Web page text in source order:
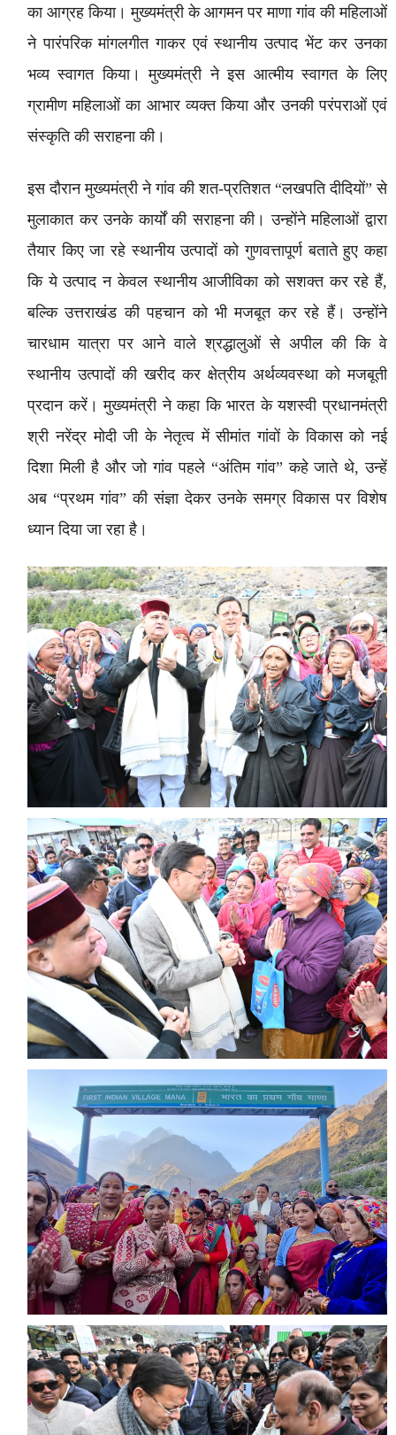
का आग्रह किया। मुख्यमंत्री के आगमन पर माणा गांव की महिलाओं
ने पारंपरिक मांगलगीत गाकर एवं स्थानीय उत्पाद भेंट कर उनका
भव्य स्वागत किया। मुख्यमंत्री ने इस आत्मीय स्वागत के लिए
ग्रामीण महिलाओं का आभार व्यक्त किया और उनकी परंपराओं एवं
संस्कृति की सराहना की।
इस दौरान मुख्यमंत्री ने गांव की शत-प्रतिशत “लखपति दीदियों” से
मुलाकात कर उनके कार्यों की सराहना की। उन्होंने महिलाओं द्वारा
तैयार किए जा रहे स्थानीय उत्पादों को गुणवत्तापूर्ण बताते हुए कहा
कि ये उत्पाद न केवल स्थानीय आजीविका को सशक्त कर रहे हैं,
बल्कि उत्तराखंड की पहचान को भी मजबूत कर रहे हैं। उन्होंने
चारधाम यात्रा पर आने वाले श्रद्धालुओं से अपील की कि वे
स्थानीय उत्पादों की खरीद कर क्षेत्रीय अर्थव्यवस्था को मजबूती
प्रदान करें। मुख्यमंत्री ने कहा कि भारत के यशस्वी प्रधानमंत्री
श्री नरेंद्र मोदी जी के नेतृत्व में सीमांत गांवों के विकास को नई
दिशा मिली है और जो गांव पहले “अंतिम गांव” कहे जाते थे, उन्हें
अब “प्रथम गांव” की संज्ञा देकर उनके समग्र विकास पर विशेष
ध्यान दिया जा रहा है।